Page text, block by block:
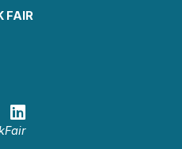
FAIR